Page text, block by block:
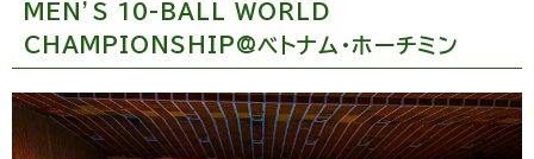
MEN’S 10-BALL WORLD
CHAMPIONSHIP@ベトナム・ホーチミン